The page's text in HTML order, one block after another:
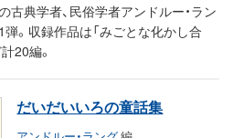
古典学者、民俗学者アンドルー・ラン
。収録作品は「みごとな化かし合
20編。
だいだいいろの童話集